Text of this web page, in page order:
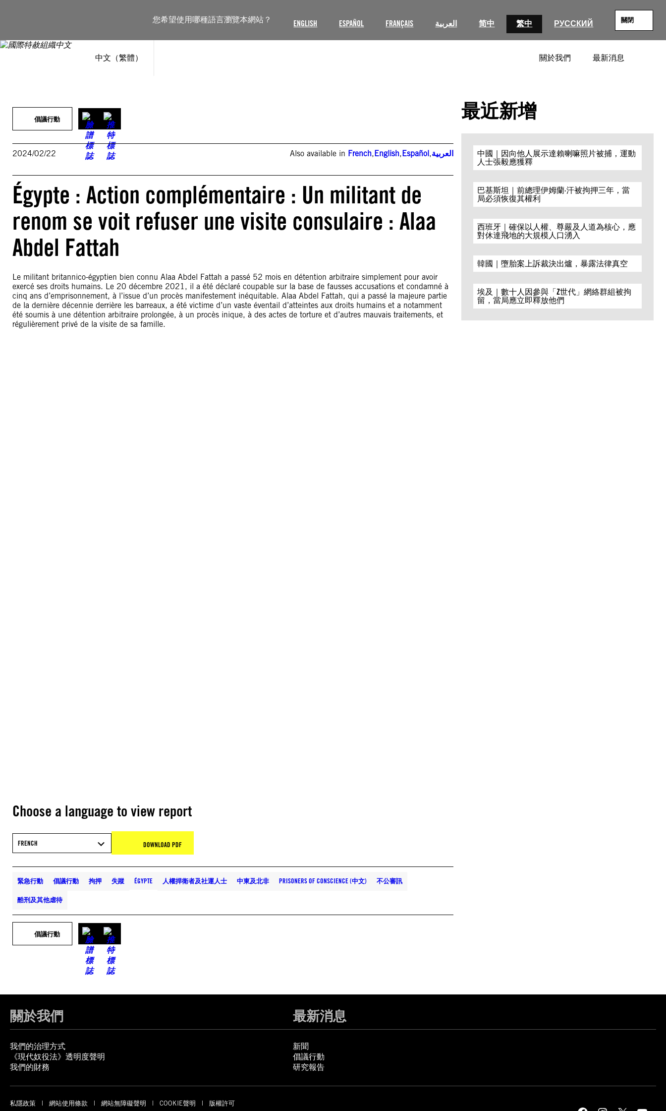
您希望使用哪種語言瀏覽本網站？ ENGLISH ESPAÑOL FRANÇAIS العربية 简中 繁中 РУССКИЙ 關閉
中文（繁體） 關於我們 最新消息
內
倡議行動
2024/02/22 Also available in French,English,Español,العربية
Égypte : Action complémentaire : Un militant de
renom se voit refuser une visite consulaire : Alaa
Abdel Fattah
Le militant britannico-égyptien bien connu Alaa Abdel Fattah a passé 52 mois en détention arbitraire simplement pour avoir
exercé ses droits humains. Le 20 décembre 2021, il a été déclaré coupable sur la base de fausses accusations et condamné à
cinq ans d’emprisonnement, à l’issue d’un procès manifestement inéquitable. Alaa Abdel Fattah, qui a passé la majeure partie
de la dernière décennie derrière les barreaux, a été victime d’un vaste éventail d’atteintes aux droits humains et a notamment
été soumis à une détention arbitraire prolongée, à un procès inique, à des actes de torture et d’autres mauvais traitements, et
régulièrement privé de la visite de sa famille.
Choose a language to view report
FRENCH DOWNLOAD PDF
緊急行動 倡議行動 拘押 失蹤 ÉGYPTE 人權捍衛者及社運人士 中東及北非 PRISONERS OF CONSCIENCE (中文) 不公審訊
酷刑及其他虐待
倡議行動
最近新增
中國｜因向他人展示達賴喇嘛照片被捕，運動
人士張毅應獲釋
巴基斯坦｜前總理伊姆蘭·汗被拘押三年，當
局必須恢復其權利
西班牙｜確保以人權、尊嚴及人道為核心，應
對休達飛地的大規模人口湧入
韓國｜墮胎案上訴裁決出爐，暴露法律真空
埃及｜數十人因參與「Z世代」網絡群組被拘
留，當局應立即釋放他們
關於我們
我們的治理方式
《現代奴役法》透明度聲明
我們的財務
最新消息
新聞
倡議行動
研究報告
私隱政策 網站使用條款 網站無障礙聲明 COOKIE聲明 版權許可